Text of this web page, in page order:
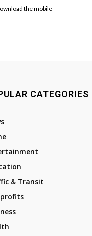
the mobile
CATEGORIES
& Transit